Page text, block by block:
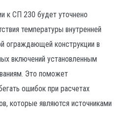
к СП 230 будет уточнено
температуры внутренней
ограждающей конструкции в
включений установленным
Это поможет
ошибок при расчетах
которые являются источниками